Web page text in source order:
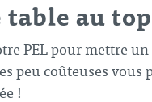
table au top
PEL pour mettre
peu coûteuses vous
!